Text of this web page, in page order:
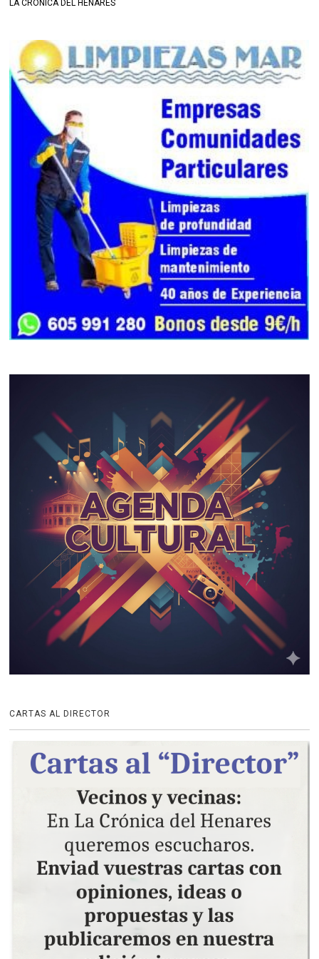
LA CRÓNICA DEL HENARES
CARTAS AL DIRECTOR